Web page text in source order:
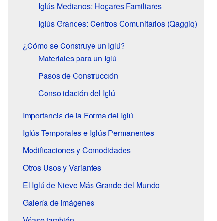
Iglús Medianos: Hogares Familiares
Iglús Grandes: Centros Comunitarios (Qaggiq)
¿Cómo se Construye un Iglú?
Materiales para un Iglú
Pasos de Construcción
Consolidación del Iglú
Importancia de la Forma del Iglú
Iglús Temporales e Iglús Permanentes
Modificaciones y Comodidades
Otros Usos y Variantes
El Iglú de Nieve Más Grande del Mundo
Galería de imágenes